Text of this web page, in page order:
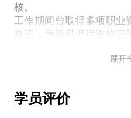
网的完美结合。
我愿意与你分享的内容包
加油站的营销策略；
加油站如何利用微信迅速
如何让油站员工成为营销达
核。
工作期间曾取得多项职业
格证，危险品押运资格
因为中国民营加油站目前
去何从呢？ 跨世纪的到来
展开
学员评价